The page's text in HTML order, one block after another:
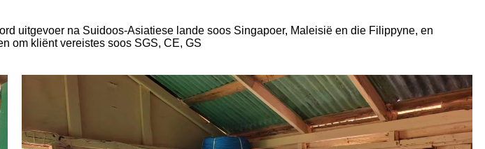
uitgevoer na Suidoos-Asiatiese lande soos Singapoer, Maleisië en die Filippyne, en
om kliënt vereistes soos SGS, CE, GS